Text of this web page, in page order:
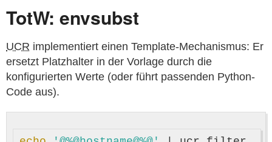
TotW: envsubst
UCR implementiert einen Template-Mechanismus: Er
ersetzt Platzhalter in der Vorlage durch die
konfigurierten Werte (oder führt passenden Python-
Code aus).